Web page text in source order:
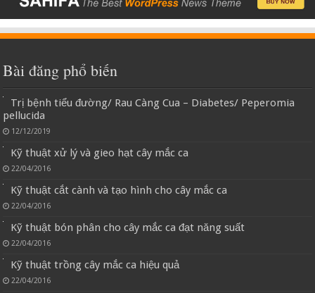
Bài đăng phổ biến
Trị bệnh tiểu đường/ Rau Càng Cua – Diabetes/ Peperomia
pellucida
12/12/2019
Kỹ thuật xử lý và gieo hạt cây mắc ca
22/04/2016
Kỹ thuật cắt cành và tạo hình cho cây mắc ca
22/04/2016
Kỹ thuật bón phân cho cây mắc ca đạt năng suất
22/04/2016
Kỹ thuật trồng cây mắc ca hiệu quả
22/04/2016